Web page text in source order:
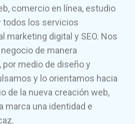
comercio en línea, estudio
todos los servicios
marketing digital y SEO. Nos
de manera
por medio de diseño y
y lo orientamos hacia
de la nueva creación web,
marca una identidad e